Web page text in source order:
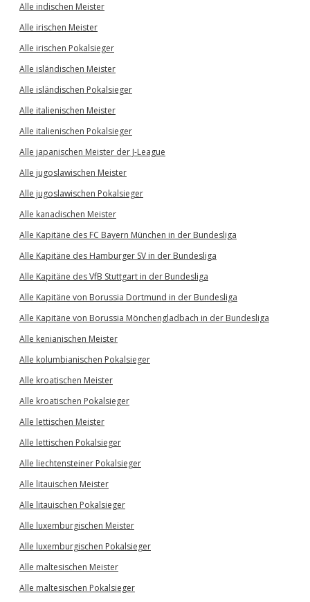
Alle indischen Meister
Alle irischen Meister
Alle irischen Pokalsieger
Alle isländischen Meister
Alle isländischen Pokalsieger
Alle italienischen Meister
Alle italienischen Pokalsieger
Alle japanischen Meister der J-League
Alle jugoslawischen Meister
Alle jugoslawischen Pokalsieger
Alle kanadischen Meister
Alle Kapitäne des FC Bayern München in der Bundesliga
Alle Kapitäne des Hamburger SV in der Bundesliga
Alle Kapitäne des VfB Stuttgart in der Bundesliga
Alle Kapitäne von Borussia Dortmund in der Bundesliga
Alle Kapitäne von Borussia Mönchengladbach in der Bundesliga
Alle kenianischen Meister
Alle kolumbianischen Pokalsieger
Alle kroatischen Meister
Alle kroatischen Pokalsieger
Alle lettischen Meister
Alle lettischen Pokalsieger
Alle liechtensteiner Pokalsieger
Alle litauischen Meister
Alle litauischen Pokalsieger
Alle luxemburgischen Meister
Alle luxemburgischen Pokalsieger
Alle maltesischen Meister
Alle maltesischen Pokalsieger